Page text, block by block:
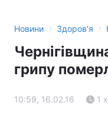
Новини › Здоров'я ›
грипу
10:59, 16.02.16 1